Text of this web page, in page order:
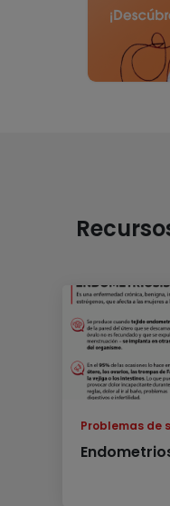
Problemas de